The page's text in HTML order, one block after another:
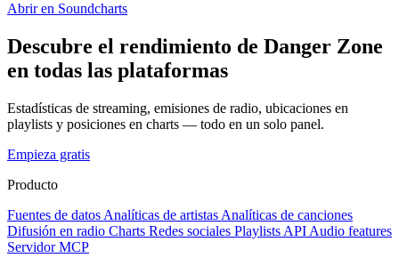
Abrir en Soundcharts
Descubre el rendimiento de Danger Zone
en todas las plataformas
Estadísticas de streaming, emisiones de radio, ubicaciones en
playlists y posiciones en charts — todo en un solo panel.
Empieza gratis
Producto
Fuentes de datos Analíticas de artistas Analíticas de canciones
Difusión en radio Charts Redes sociales Playlists API Audio features
Servidor MCP